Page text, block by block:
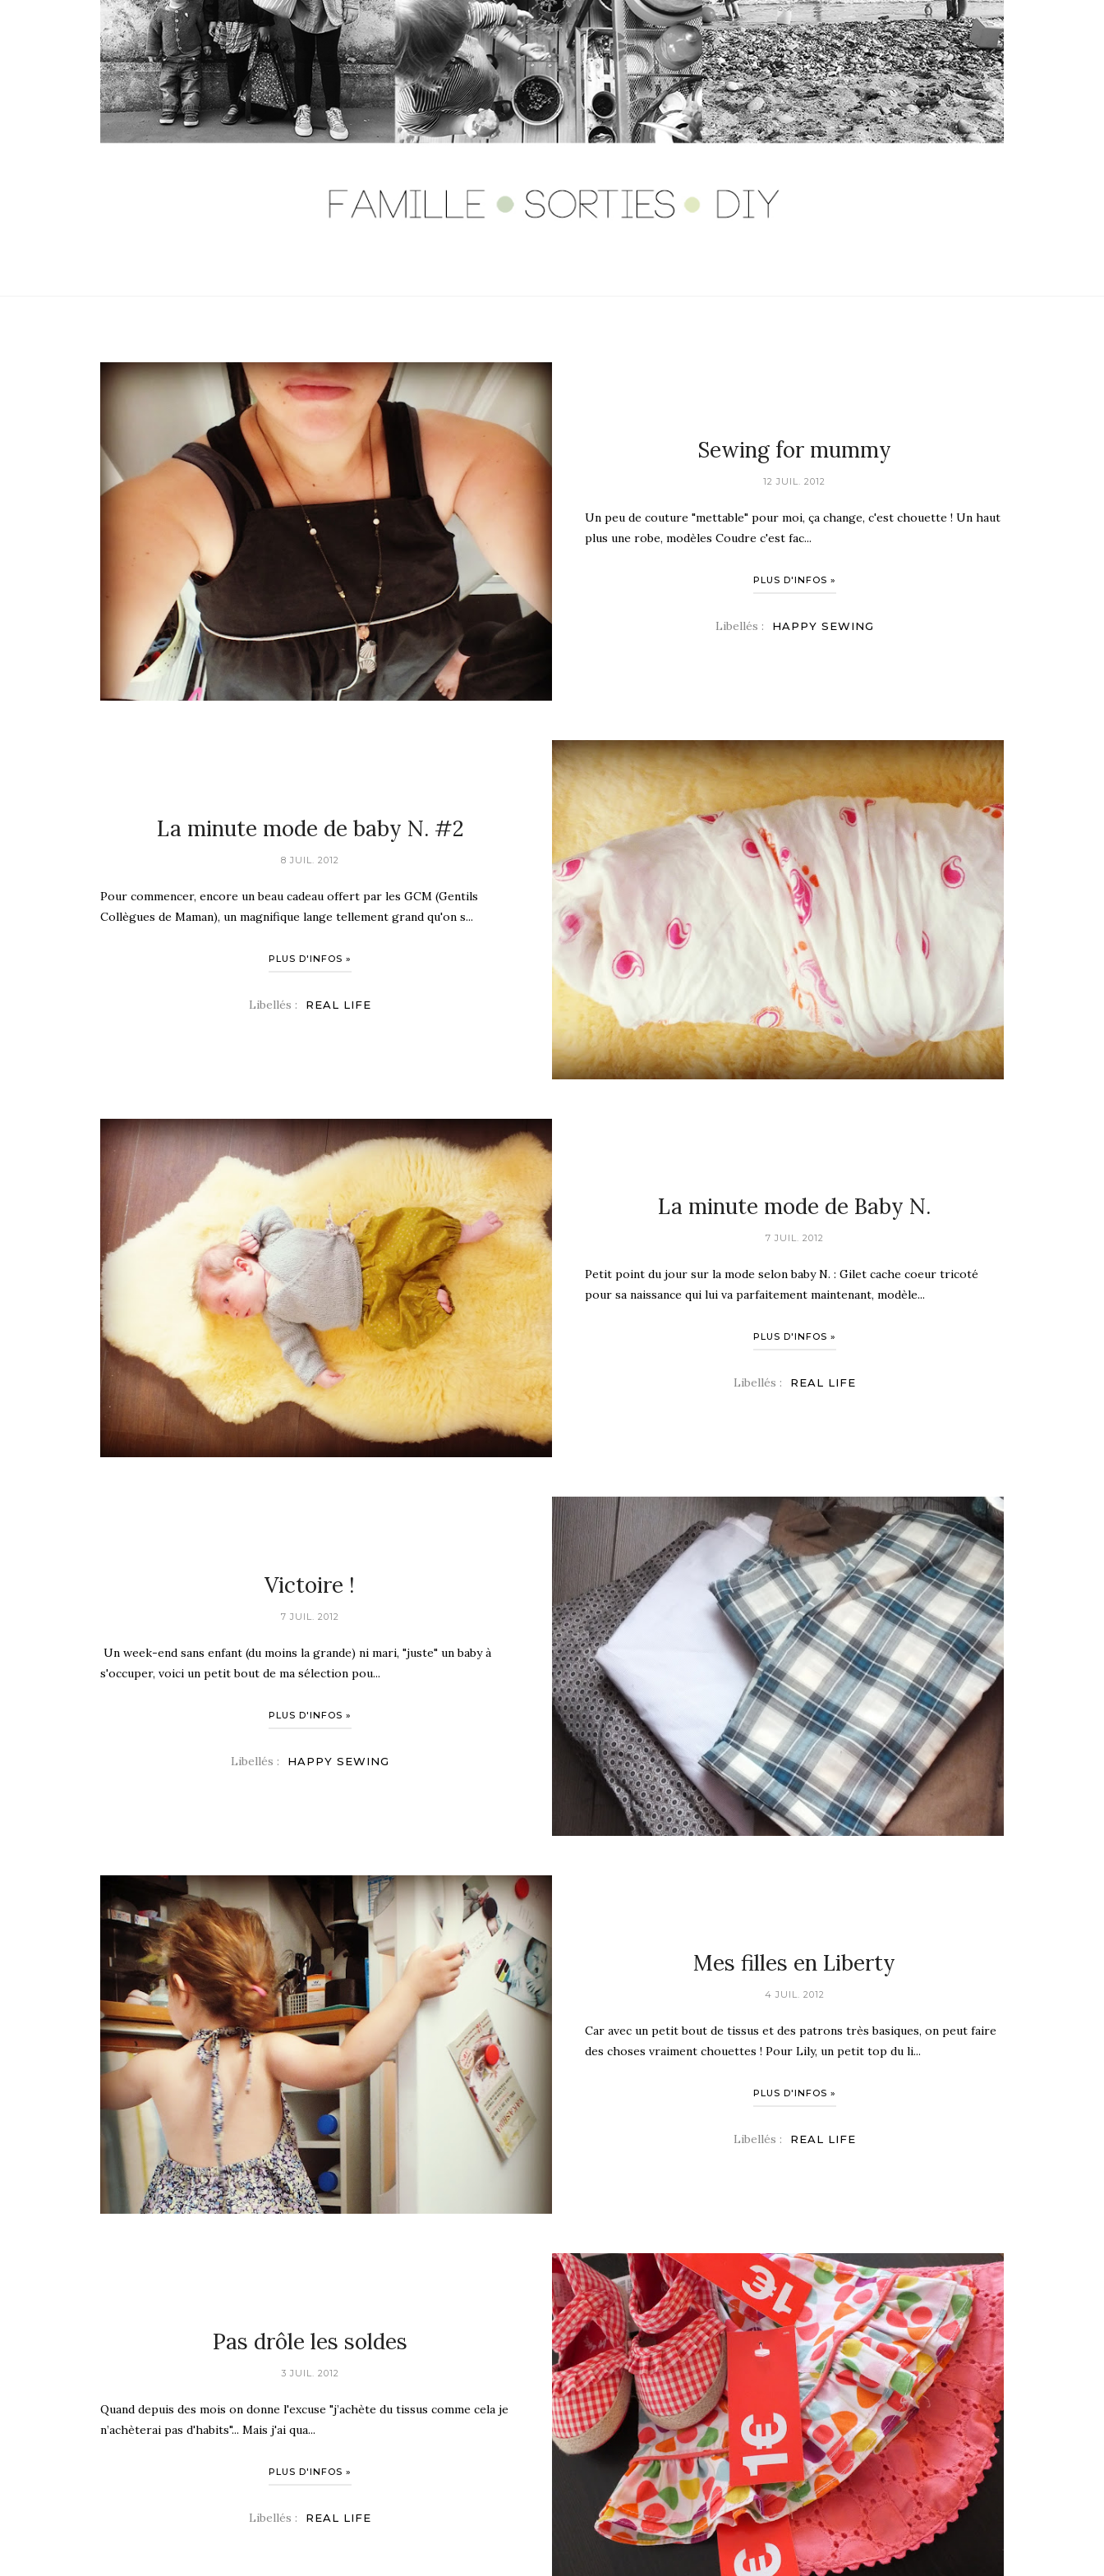
Sewing for mummy
12 JUIL. 2012
Un peu de couture "mettable" pour moi, ça change, c'est chouette ! Un haut
plus une robe, modèles Coudre c'est fac...
PLUS D'INFOS »
Libellés : HAPPY SEWING
La minute mode de baby N. #2
8 JUIL. 2012
Pour commencer, encore un beau cadeau offert par les GCM (Gentils
Collègues de Maman), un magnifique lange tellement grand qu'on s...
PLUS D'INFOS »
Libellés : REAL LIFE
La minute mode de Baby N.
7 JUIL. 2012
Petit point du jour sur la mode selon baby N. : Gilet cache coeur tricoté
pour sa naissance qui lui va parfaitement maintenant, modèle...
PLUS D'INFOS »
Libellés : REAL LIFE
Victoire !
7 JUIL. 2012
Un week-end sans enfant (du moins la grande) ni mari, "juste" un baby à
s'occuper, voici un petit bout de ma sélection pou...
PLUS D'INFOS »
Libellés : HAPPY SEWING
Mes filles en Liberty
4 JUIL. 2012
Car avec un petit bout de tissus et des patrons très basiques, on peut faire
des choses vraiment chouettes ! Pour Lily, un petit top du li...
PLUS D'INFOS »
Libellés : REAL LIFE
Pas drôle les soldes
3 JUIL. 2012
Quand depuis des mois on donne l'excuse "j’achète du tissus comme cela je
n’achèterai pas d'habits"... Mais j'ai qua...
PLUS D'INFOS »
Libellés : REAL LIFE